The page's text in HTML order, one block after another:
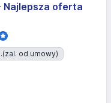
Najlepsza oferta
(zal. od umowy)